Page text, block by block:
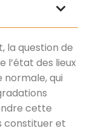
la question de
l’état des lieux
normale, qui
cette
constituer et